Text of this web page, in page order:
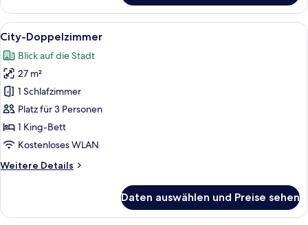
Doppelzimmer,
Seeblick
Alle
Fotos
für
City-
Doppelzimmer
anzeigen
Ein modernes Schlafzimmer mit
9
City-Doppelzimmer
Blick auf die Stadt
27 m²
1 Schlafzimmer
Platz für 3 Personen
1 King-Bett
Kostenloses WLAN
Weitere Details
Weitere
Doppelzimmer
Daten auswählen und Preise sehen